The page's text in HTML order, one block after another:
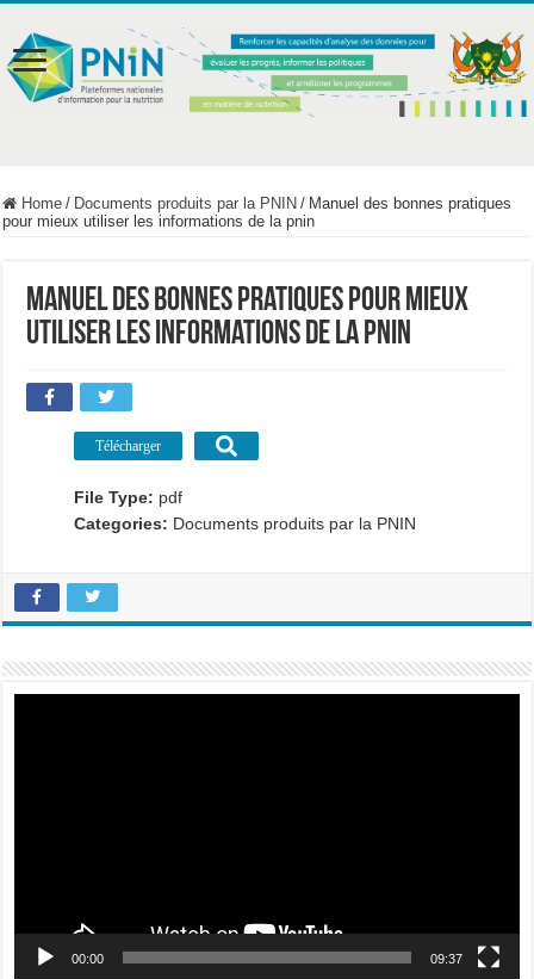
Home / Documents produits par la PNIN / Manuel des bonnes pratiques
pour mieux utiliser les informations de la pnin
Manuel des bonnes pratiques pour mieux
utiliser les informations de la pnin
Télécharger
File Type: pdf
Categories: Documents produits par la PNIN
00:00 09:37